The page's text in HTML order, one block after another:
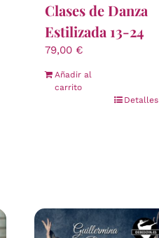
Clases de Danza
Estilizada 13-24
79,00 €
Añadir al
carrito
Detalles